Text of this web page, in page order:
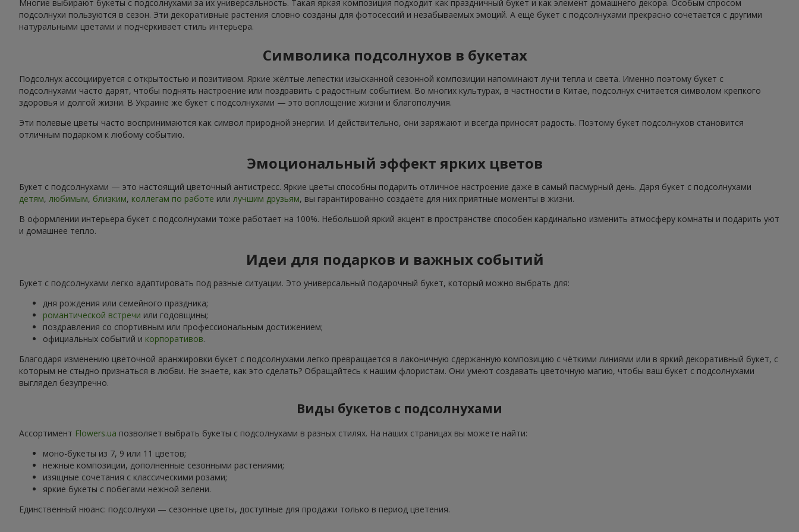
Многие выбирают букеты с подсолнухами за их универсальность. Такая яркая композиция подходит как праздничный букет и как элемент домашнего декора. Особым спросом
подсолнухи пользуются в сезон. Эти декоративные растения словно созданы для фотосессий и незабываемых эмоций. А ещё букет с подсолнухами прекрасно сочетается с другими
натуральными цветами и подчёркивает стиль интерьера.
Символика подсолнухов в букетах
Подсолнух ассоциируется с открытостью и позитивом. Яркие жёлтые лепестки изысканной сезонной композиции напоминают лучи тепла и света. Именно поэтому букет с
подсолнухами часто дарят, чтобы поднять настроение или поздравить с радостным событием. Во многих культурах, в частности в Китае, подсолнух считается символом крепкого
здоровья и долгой жизни. В Украине же букет с подсолнухами — это воплощение жизни и благополучия.
Эти полевые цветы часто воспринимаются как символ природной энергии. И действительно, они заряжают и всегда приносят радость. Поэтому букет подсолнухов становится
отличным подарком к любому событию.
Эмоциональный эффект ярких цветов
Букет с подсолнухами — это настоящий цветочный антистресс. Яркие цветы способны подарить отличное настроение даже в самый пасмурный день. Даря букет с подсолнухами
детям, любимым, близким, коллегам по работе или лучшим друзьям, вы гарантированно создаёте для них приятные моменты в жизни.
В оформлении интерьера букет с подсолнухами тоже работает на 100%. Небольшой яркий акцент в пространстве способен кардинально изменить атмосферу комнаты и подарить уют
и домашнее тепло.
Идеи для подарков и важных событий
Букет с подсолнухами легко адаптировать под разные ситуации. Это универсальный подарочный букет, который можно выбрать для:
дня рождения или семейного праздника;
романтической встречи или годовщины;
поздравления со спортивным или профессиональным достижением;
официальных событий и корпоративов.
Благодаря изменению цветочной аранжировки букет с подсолнухами легко превращается в лаконичную сдержанную композицию с чёткими линиями или в яркий декоративный букет, с
которым не стыдно признаться в любви. Не знаете, как это сделать? Обращайтесь к нашим флористам. Они умеют создавать цветочную магию, чтобы ваш букет с подсолнухами
выглядел безупречно.
Виды букетов с подсолнухами
Ассортимент Flowers.ua позволяет выбрать букеты с подсолнухами в разных стилях. На наших страницах вы можете найти:
моно-букеты из 7, 9 или 11 цветов;
нежные композиции, дополненные сезонными растениями;
изящные сочетания с классическими розами;
яркие букеты с побегами нежной зелени.
Единственный нюанс: подсолнухи — сезонные цветы, доступные для продажи только в период цветения.